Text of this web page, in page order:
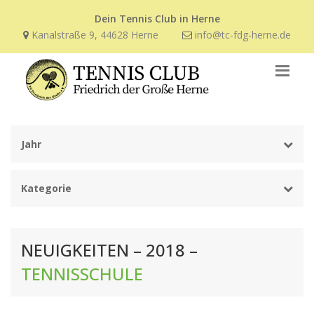
Dein Tennis Club in Herne
Kanalstraße 9, 44628 Herne
info@tc-fdg-herne.de
Jahr
Kategorie
NEUIGKEITEN – 2018 –
TENNISSCHULE